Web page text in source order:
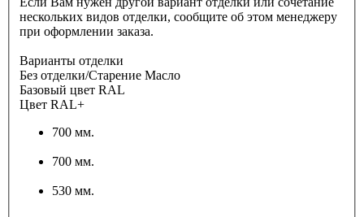
нескольких видов отделки, сообщите об этом менеджеру
при оформлении заказа.
Варианты отделки
Без отделки/Старение Масло
Базовый цвет RAL
Цвет RAL+
700 мм.
700 мм.
530 мм.